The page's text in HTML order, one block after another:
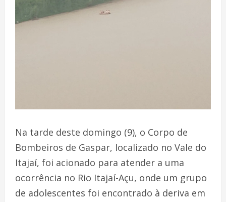
Na tarde deste domingo (9), o Corpo de
Bombeiros de Gaspar, localizado no Vale do
Itajaí, foi acionado para atender a uma
ocorrência no Rio Itajaí-Açu, onde um grupo
de adolescentes foi encontrado à deriva em